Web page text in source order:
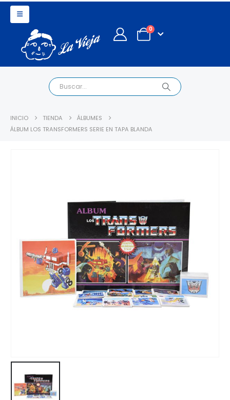
0
INICIO TIENDA
ÁLBUMES
ÁLBUM LOS TRANSFORMERS SERIE EN TAPA BLANDA